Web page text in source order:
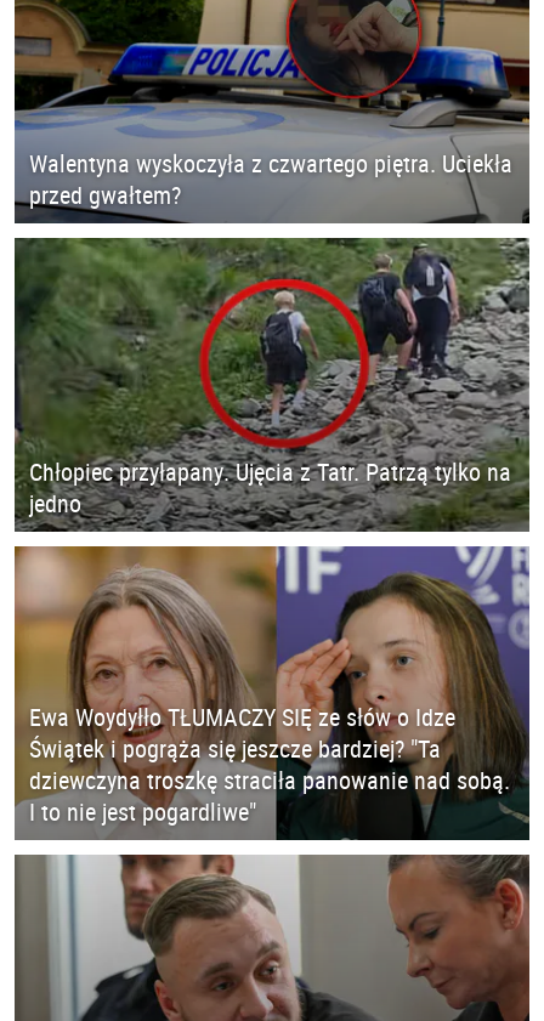
Walentyna wyskoczyła z czwartego piętra. Uciekła
przed gwałtem?
Chłopiec przyłapany. Ujęcia z Tatr. Patrzą tylko na
jedno
Ewa Woydyłło TŁUMACZY SIĘ ze słów o Idze
Świątek i pogrąża się jeszcze bardziej? "Ta
dziewczyna troszkę straciła panowanie nad sobą.
I to nie jest pogardliwe"